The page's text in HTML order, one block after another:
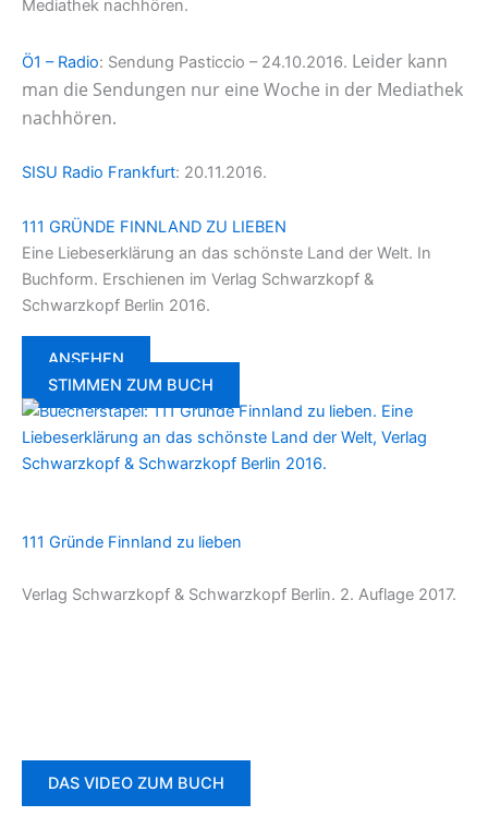
Mediathek nachhören.
Ö1 – Radio: Sendung Pasticcio – 24.10.2016. Leider kann
man die Sendungen nur eine Woche in der Mediathek
nachhören.
SISU Radio Frankfurt: 20.11.2016.
111 GRÜNDE FINNLAND ZU LIEBEN
Eine Liebeserklärung an das schönste Land der Welt. In
Buchform. Erschienen im Verlag Schwarzkopf &
Schwarzkopf Berlin 2016.
ANSEHEN
STIMMEN ZUM BUCH
111 Gründe Finnland zu lieben
Verlag Schwarzkopf & Schwarzkopf Berlin. 2. Auflage 2017.
DAS VIDEO ZUM BUCH